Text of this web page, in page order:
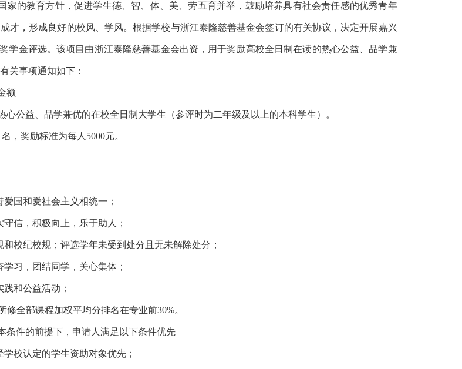
家的教育方针，促进学生德、智、体、美、劳五育并举 ， 鼓励培养具有社会责任感的优秀青年
才，形成良好的校风、学风。根据学校与浙江泰隆慈善基金会签订的有关协议， 决定开展嘉兴
学金评选。该项目 由浙江泰隆慈善基金会出资， 用于奖励高校全日制在读的热心公益、品学兼
有关事项通知如下：
额
心公益、品学兼优的在校全日制大学生（参评时为二年级及以上的本科学生） 。
名，奖励标准为每人5000元。
国和爱社会主义相统一；
信，积极向上，乐于助人；
和校纪校规；评选学年未受到处分且无未解除处分；
习，团结同学，关心集体；
和公益活动；
修全部课程加权平均分排名在专业前30%。
条件的前提下，申请人满足以下条件优先
学校认定的学生资助对象优先；